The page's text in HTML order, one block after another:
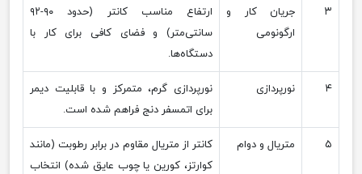
۳
جریان کار و
ارگونومی
ارتفاع مناسب کانتر (حدود ۹۰-۹۲
سانتی‌متر) و فضای کافی برای کار با
دستگاه‌ها.
۴ نورپردازی
نورپردازی گرم، متمرکز و با قابلیت دیمر
برای اتمسفر دنج فراهم شده است.
۵ متریال و دوام
کانتر از متریال مقاوم در برابر رطوبت (مانند
کوارتز، کورین یا چوب عایق شده) انتخاب